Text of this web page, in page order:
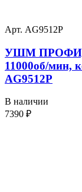
Арт. AG9512P
УШМ ПРОФИ,
11000об/мин,
AG9512P
В наличии
7390 ₽